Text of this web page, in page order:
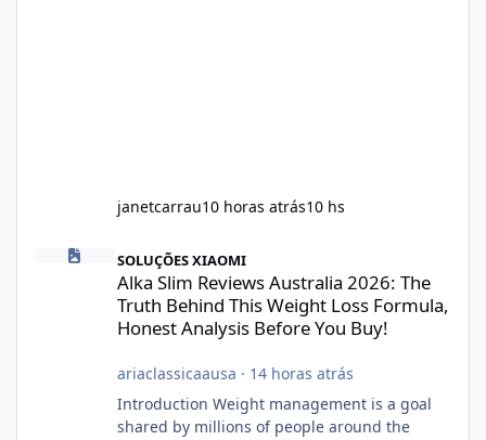
janetcarrau10 horas atrás10 hs
SOLUÇÕES XIAOMI
Alka Slim Reviews Australia 2026: The
Truth Behind This Weight Loss Formula,
Honest Analysis Before You Buy!
ariaclassicaausa · 14 horas atrás
Introduction Weight management is a goal
shared by millions of people around the